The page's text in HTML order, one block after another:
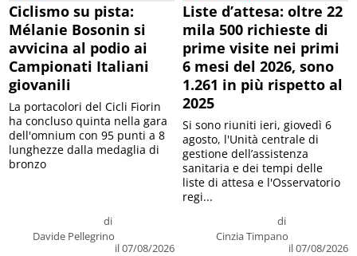
Ciclismo su pista:
Mélanie Bosonin si
avvicina al podio ai
Campionati Italiani
giovanili
di
Davide Pellegrino
il 07/08/2026
La portacolori del Cicli Fiorin
ha concluso quinta nella gara
dell'omnium con 95 punti a 8
lunghezze dalla medaglia di
bronzo
Liste d’attesa: oltre 22
mila 500 richieste di
prime visite nei primi
6 mesi del 2026, sono
1.261 in più rispetto al
2025
di
Cinzia Timpano
il 07/08/2026
Si sono riuniti ieri, giovedì 6
agosto, l'Unità centrale di
gestione dell’assistenza
sanitaria e dei tempi delle
liste di attesa e l'Osservatorio
regi...